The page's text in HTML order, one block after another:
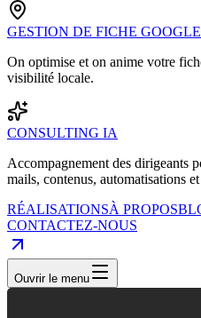
GESTION DE FICHE GOOGLE
On optimise et on anime votre
visibilité locale.
CONSULTING IA
Accompagnement des dirigeants
mails, contenus, automatisations
RÉALISATIONSÀ PROPOS
CONTACTEZ-NOUS
Ouvrir le menu